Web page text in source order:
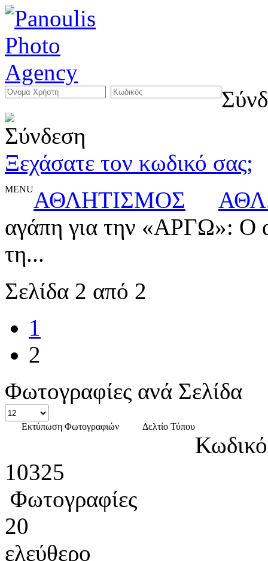
Ξεχάσατε τον κωδικό σας;
MENUΑΘΛΗΤΙΣΜΟΣ
αγάπη για την «ΑΡΓΩ»: Ο
τη...
Σελίδα 2 από 2
1
2
Φωτογραφίες ανά Σελίδα
Εκτύπωση Φωτογραφιών Δελτίο Τύπου
10325
Φωτογραφίες
20
ελεύθερο